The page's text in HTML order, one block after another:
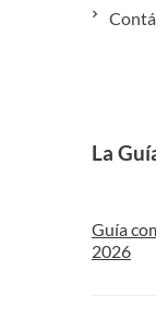
La
Guía
2026